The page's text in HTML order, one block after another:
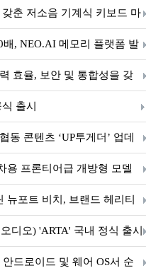
춘 저소음 기계식 키보드 마
, NEO.AI 메모리 플랫폼 발
효율, 보안 및 통합성을 갖
공개
출시
동 콘텐츠 ‘UP투게더’ 업데
용 프론티어급 개방형 모델
뉴포트 비치, 브랜드 헤리티
개디오) 'ARTA' 국내 정식 출시
드로이드 및 웨어 OS서 순